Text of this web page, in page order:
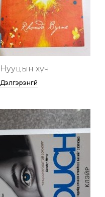
Нууцын хүч
Дэлгэрэнгүй